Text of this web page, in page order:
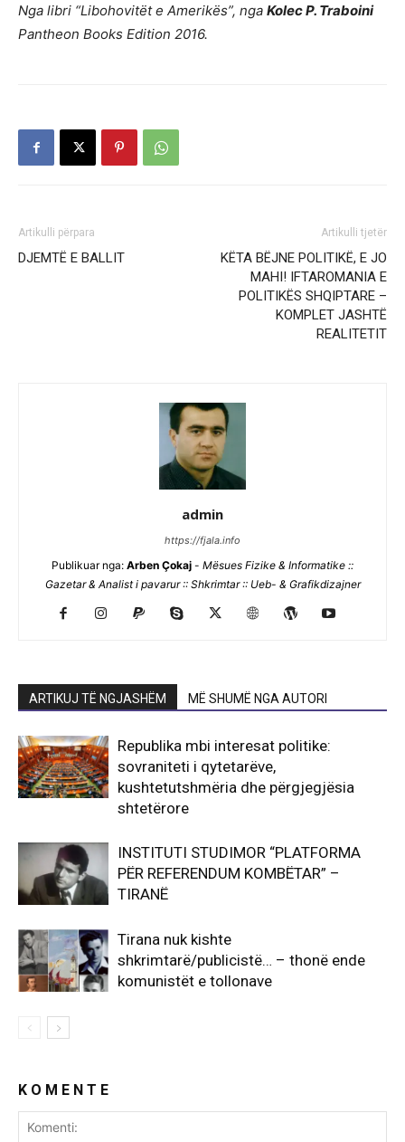
Nga libri “Libohovitët e Amerikës”, nga Kolec P. Traboini
Pantheon Books Edition 2016.
Artikulli përpara
DJEMTË E BALLIT
Artikulli tjetër
KËTA BËJNE POLITIKË, E JO
MAHI! IFTAROMANIA E
POLITIKËS SHQIPTARE –
KOMPLET JASHTË
REALITETIT
admin
https://fjala.info
Publikuar nga: Arben Çokaj - Mësues Fizike & Informatike ::
Gazetar & Analist i pavarur :: Shkrimtar :: Ueb- & Grafikdizajner
ARTIKUJ TË NGJASHËM MË SHUMË NGA AUTORI
Republika mbi interesat politike:
sovraniteti i qytetarëve,
kushtetutshmëria dhe përgjegjësia
shtetërore
INSTITUTI STUDIMOR “PLATFORMA
PËR REFERENDUM KOMBËTAR” –
TIRANË
Tirana nuk kishte
shkrimtarë/publicistë… – thonë ende
komunistët e tollonave
K O M E N T E